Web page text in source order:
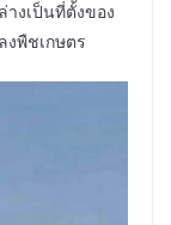
งเป็นที่ตั้งของ
พืชเกษตร